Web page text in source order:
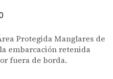
Protegida Manglares de
embarcación retenida
fuera de borda.